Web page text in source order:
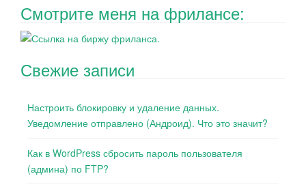
Смотрите меня на фрилансе:
Свежие записи
Настроить блокировку и удаление данных.
Уведомление отправлено (Андроид). Что это значит?
Как в WordPress сбросить пароль пользователя
(админа) по FTP?